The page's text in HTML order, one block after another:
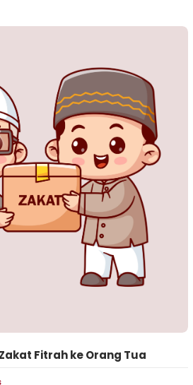
Fitrah ke Orang Tua